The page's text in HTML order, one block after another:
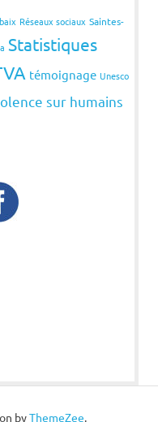
Réseaux sociaux Saintes-
Statistiques
témoignage Unesco
sur humains
byThemeZee.